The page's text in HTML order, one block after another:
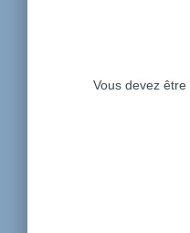
Vous devez être